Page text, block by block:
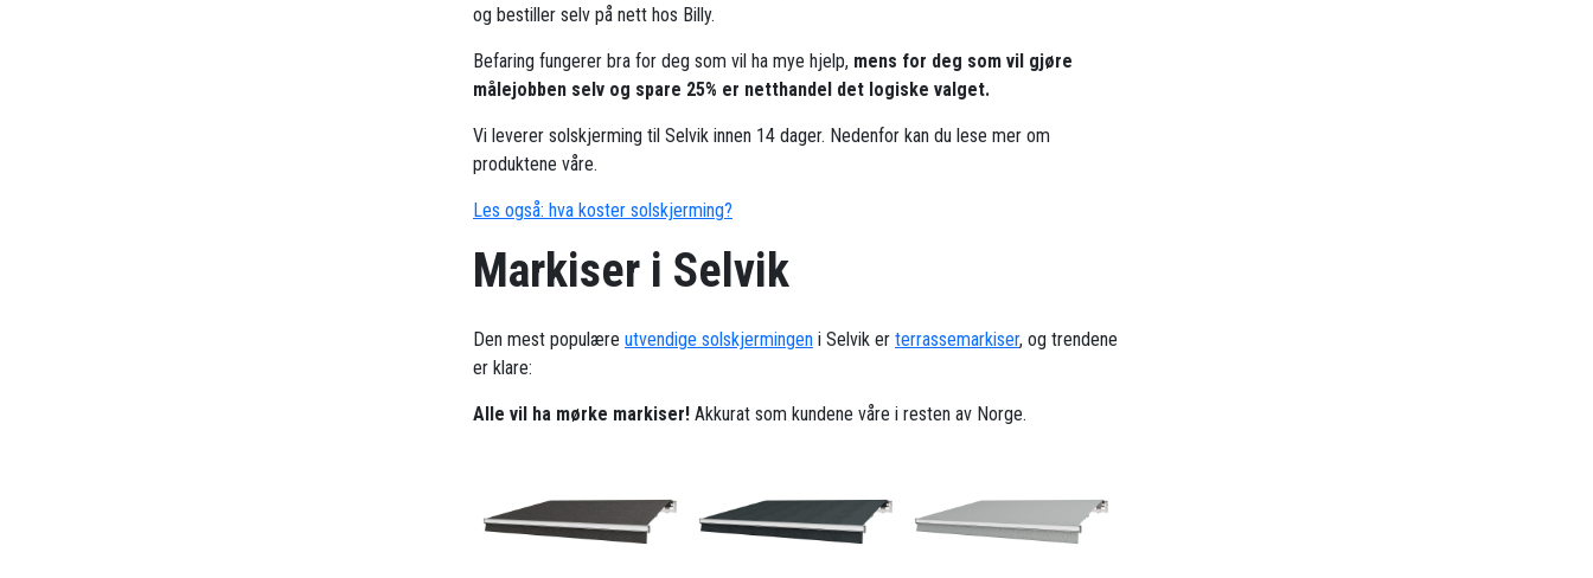
og bestiller selv på nett hos Billy.
Befaring fungerer bra for deg som vil ha mye hjelp, mens for deg som vil gjøre
målejobben selv og spare 25% er netthandel det logiske valget.
Vi leverer solskjerming til Selvik innen 14 dager. Nedenfor kan du lese mer om
produktene våre.
Les også: hva koster solskjerming?
Markiser i Selvik
Den mest populære utvendige solskjermingen i Selvik er terrassemarkiser, og trendene
er klare:
Alle vil ha mørke markiser! Akkurat som kundene våre i resten av Norge.